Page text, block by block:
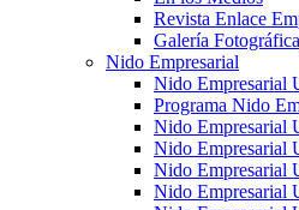
Revista Enlace
Galería Fotográfica
Nido Empresarial
Nido Empresarial
Programa Nido
Nido Empresarial
Nido Empresarial
Nido Empresarial
Nido Empresarial